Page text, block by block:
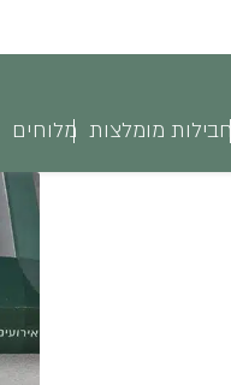
חבילות מומלצות מלוחים